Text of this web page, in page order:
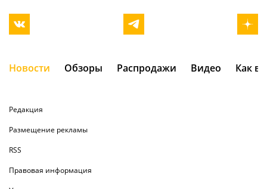
Новости Обзоры Распродажи Видео Как
Редакция
Размещение рекламы
RSS
Правовая информация